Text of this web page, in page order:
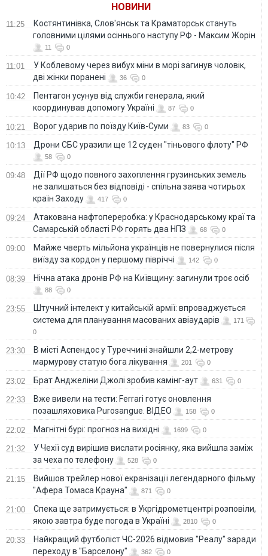
виробляє системи
НОВИНИ
11:25
Костянтинівка, Слов'янськ та Краматорськ стануть
головними цілями осіннього наступу РФ - Максим Жорін
11 0
11:01
У Коблевому через вибух міни в морі загинув чоловік,
дві жінки поранені
36 0
10:42
Пентагон усунув від служби генерала, який
координував допомогу Україні
87 0
10:21 Ворог ударив по поїзду Київ-Суми 83 0
10:13 Дрони СБС уразили ще 12 суден "тіньового флоту" РФ
58 0
09:48
Дії РФ щодо повного захоплення грузинських земель
не залишаться без відповіді - спільна заява чотирьох
країн Заходу
417 0
09:24
Атакована нафтопереробка: у Краснодарському краї та
Самарській області РФ горять два НПЗ
68 0
09:00
Майже чверть мільйона українців не повернулися після
виїзду за кордон у першому півріччі
142 0
08:39 Нічна атака дронів РФ на Київщину: загинули троє осіб
88 0
23:55
Штучний інтелект у китайській армії: впроваджується
система для планування масованих авіаударів
171
0
23:30
В місті Аспендос у Туреччині знайшли 2,2-метрову
мармурову статую бога лікування
201 0
23:02 Брат Анджеліни Джолі зробив камінг-аут 631 0
22:33
Вже вивели на тести: Ferrari готує оновлення
позашляховика Purosangue. ВІДЕО
158 0
22:02 Магнітні бурі: прогноз на вихідні 1699 0
21:32
У Чехії суд вирішив вислати росіянку, яка вийшла заміж
за чеха по телефону
528 0
21:15
Вийшов трейлер нової екранізації легендарного фільму
"Афера Томаса Крауна"
871 0
21:00
Спека ще затримується: в Укргідрометцентрі розповіли,
якою завтра буде погода в Україні
2810 0
20:33
Найкращий футболіст ЧС-2026 відмовив "Реалу" заради
переходу в "Барселону"
362 0